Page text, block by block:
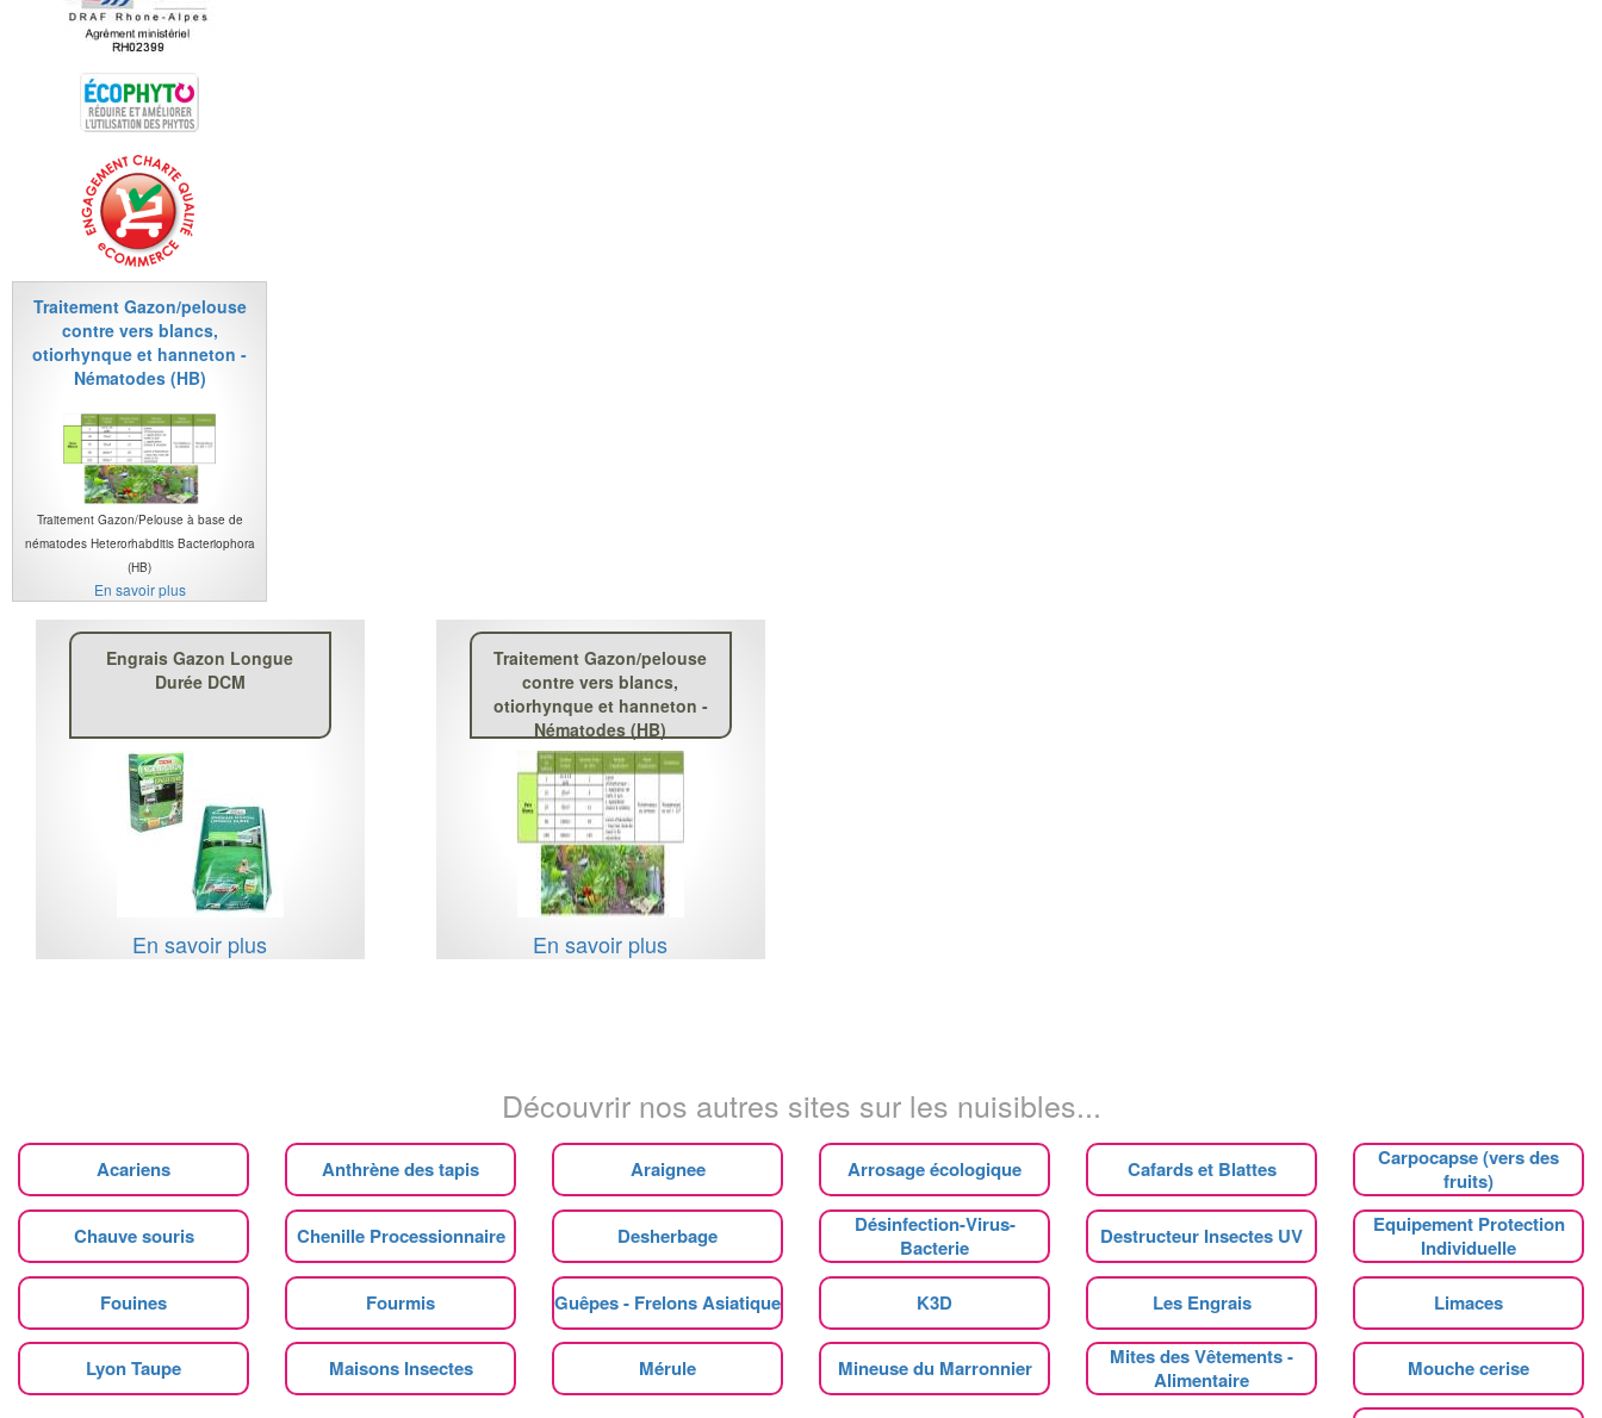
Traitement Gazon/pelouse
contre vers blancs,
otiorhynque et hanneton -
Nématodes (HB)
Traitement Gazon/Pelouse à base de
nématodes Heterorhabditis Bacteriophora
(HB)
En savoir plus
Engrais Gazon Longue
Durée DCM
En savoir plus
Traitement Gazon/pelouse
contre vers blancs,
otiorhynque et hanneton -
Nématodes (HB)
En savoir plus
Découvrir nos autres sites sur les nuisibles...
Acariens Anthrène des tapis Araignee Arrosage écologique Cafards et Blattes
Carpocapse (vers des
fruits)
Chauve souris Chenille Processionnaire Desherbage
Désinfection-Virus-
Bacterie
Destructeur Insectes UV
Equipement Protection
Individuelle
Fouines Fourmis Guêpes - Frelons Asiatique K3D Les Engrais Limaces
Lyon Taupe Maisons Insectes Mérule Mineuse du Marronnier
Mites des Vêtements -
Alimentaire
Mouche cerise